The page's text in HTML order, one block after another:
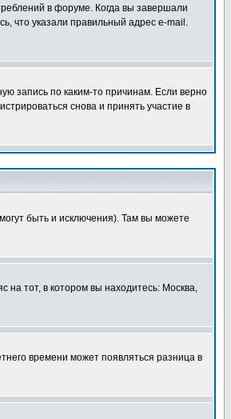
в форуме. Когда вы завершали
что указали правильный адрес e-mail.
запись по каким-то причинам. Если верно
снова и принять участие в
быть и исключения). Там вы можете
на тот, в котором вы находитесь: Москва,
времени может появляться разница в